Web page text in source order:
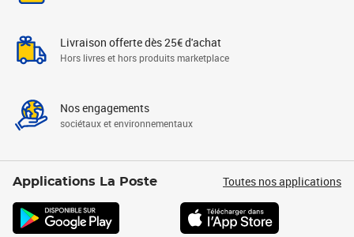
Livraison offerte dès 25€ d'achat
Hors livres et hors produits marketplace
Nos engagements
sociétaux et environnementaux
Applications La Poste Toutes nos applications